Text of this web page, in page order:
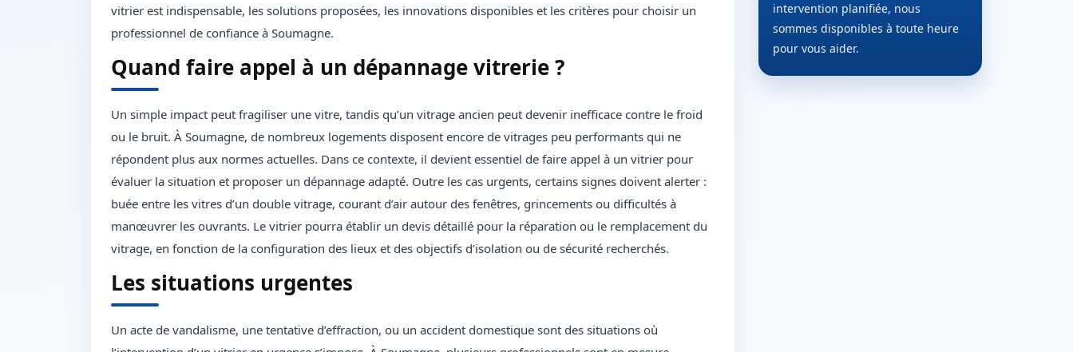
vitrier est indispensable, les solutions proposées, les innovations disponibles et les critères pour choisir un
professionnel de confiance à Soumagne.
Quand faire appel à un dépannage vitrerie ?
Un simple impact peut fragiliser une vitre, tandis qu’un vitrage ancien peut devenir inefficace contre le froid
ou le bruit. À Soumagne, de nombreux logements disposent encore de vitrages peu performants qui ne
répondent plus aux normes actuelles. Dans ce contexte, il devient essentiel de faire appel à un vitrier pour
évaluer la situation et proposer un dépannage adapté. Outre les cas urgents, certains signes doivent alerter :
buée entre les vitres d’un double vitrage, courant d’air autour des fenêtres, grincements ou difficultés à
manœuvrer les ouvrants. Le vitrier pourra établir un devis détaillé pour la réparation ou le remplacement du
vitrage, en fonction de la configuration des lieux et des objectifs d’isolation ou de sécurité recherchés.
Les situations urgentes
Un acte de vandalisme, une tentative d’effraction, ou un accident domestique sont des situations où
intervention planifiée, nous
sommes disponibles à toute heure
pour vous aider.